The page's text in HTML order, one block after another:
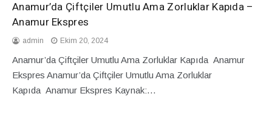
Anamur’da Çiftçiler Umutlu Ama Zorluklar Kapıda –
Anamur Ekspres
admin Ekim 20, 2024
Anamur’da Çiftçiler Umutlu Ama Zorluklar Kapıda Anamur
Ekspres Anamur’da Çiftçiler Umutlu Ama Zorluklar
Kapıda Anamur Ekspres Kaynak:…